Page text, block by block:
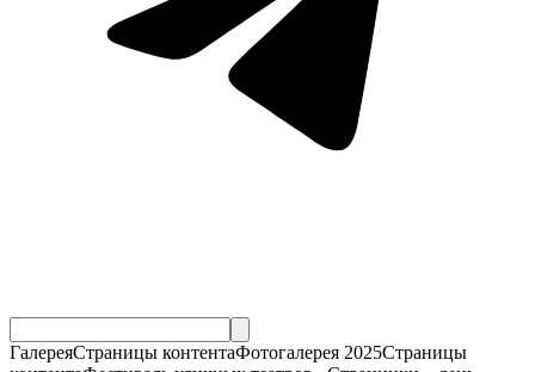
ГалереяСтраницы контентаФотогалерея 2025Страницы